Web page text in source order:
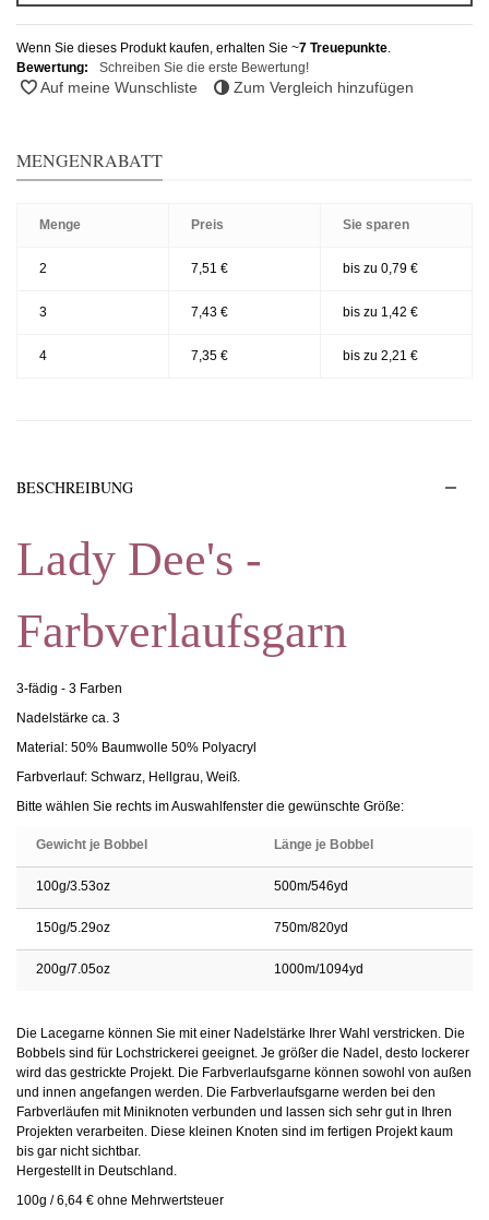
Wenn Sie dieses Produkt kaufen, erhalten Sie ~7 Treuepunkte.
Bewertung:
Schreiben Sie die erste Bewertung!
Auf meine Wunschliste Zum Vergleich hinzufügen
MENGENRABATT
Menge Preis Sie sparen
2 7,51 € bis zu 0,79 €
3 7,43 € bis zu 1,42 €
4 7,35 € bis zu 2,21 €
BESCHREIBUNG
Lady Dee's -
Farbverlaufsgarn
3-fädig - 3 Farben
Nadelstärke ca. 3
Material: 50% Baumwolle 50% Polyacryl
Farbverlauf: Schwarz, Hellgrau, Weiß.
Bitte wählen Sie rechts im Auswahlfenster die gewünschte Größe:
Gewicht je Bobbel Länge je Bobbel
100g/3.53oz 500m/546yd
150g/5.29oz 750m/820yd
200g/7.05oz 1000m/1094yd
Die Lacegarne können Sie mit einer Nadelstärke Ihrer Wahl verstricken. Die
Bobbels sind für Lochstrickerei geeignet. Je größer die Nadel, desto lockerer
wird das gestrickte Projekt. Die Farbverlaufsgarne können sowohl von außen
und innen angefangen werden. Die Farbverlaufsgarne werden bei den
Farbverläufen mit Miniknoten verbunden und lassen sich sehr gut in Ihren
Projekten verarbeiten. Diese kleinen Knoten sind im fertigen Projekt kaum
bis gar nicht sichtbar.
Hergestellt in Deutschland.
100g / 6,64 € ohne Mehrwertsteuer